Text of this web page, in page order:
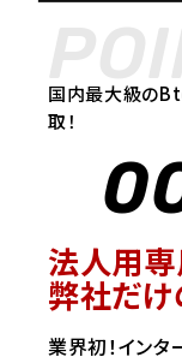
国内最大級の
取！
法人用
弊社だけ
業界初！イン